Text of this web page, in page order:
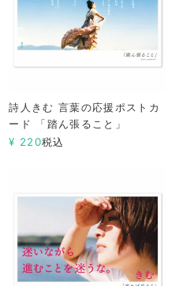
詩人きむ 言葉の応援ポストカ
ード 「踏ん張ること」
¥ 220税込